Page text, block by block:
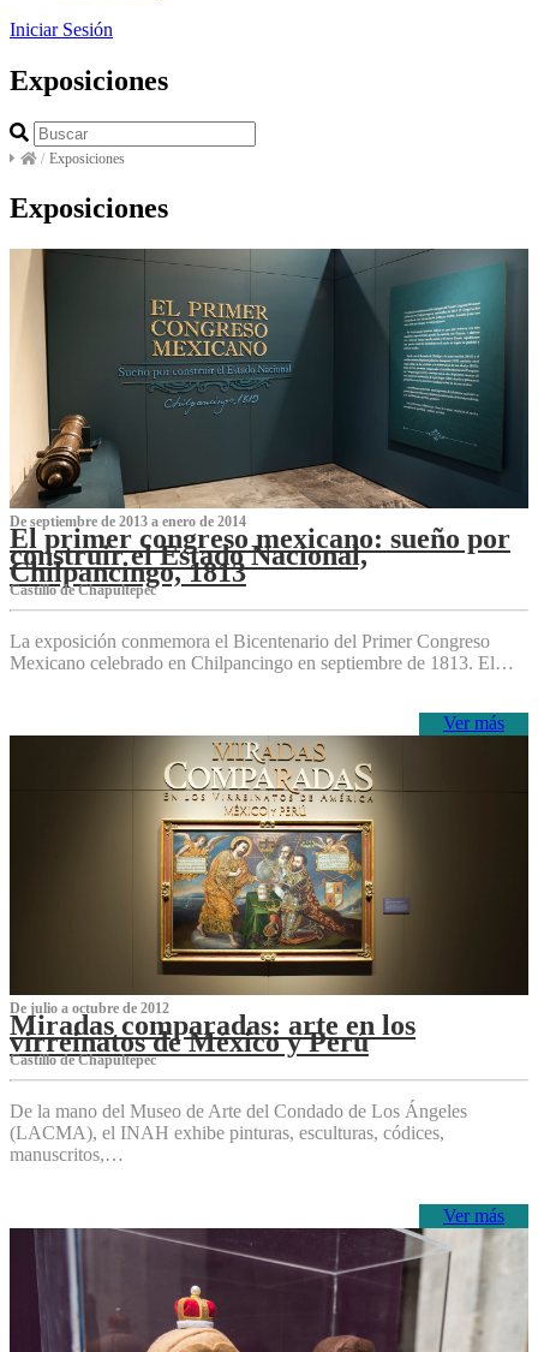
Iniciar Sesión
Exposiciones
/ Exposiciones
Exposiciones
De septiembre de 2013 a enero de 2014
El primer congreso mexicano: sueño por
construir el Estado Nacional,
Chilpancingo, 1813
Castillo de Chapultepec
La exposición conmemora el Bicentenario del Primer Congreso
Mexicano celebrado en Chilpancingo en septiembre de 1813. El…
Ver más
De julio a octubre de 2012
Miradas comparadas: arte en los
virreinatos de México y Perú
Castillo de Chapultepec
De la mano del Museo de Arte del Condado de Los Ángeles
(LACMA), el INAH exhibe pinturas, esculturas, códices,
manuscritos,…
Ver más